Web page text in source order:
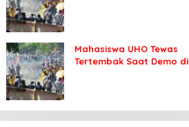
Mahasiswa UHO Tewas
Tertembak Saat Demo di